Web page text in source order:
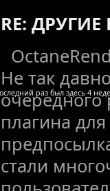
RE:
Не так
очередного
плагина
стали